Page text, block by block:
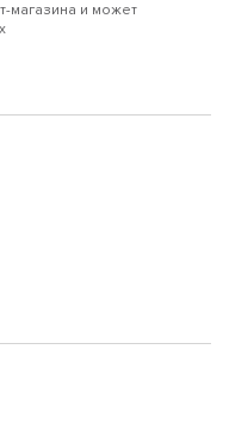
магазина и может